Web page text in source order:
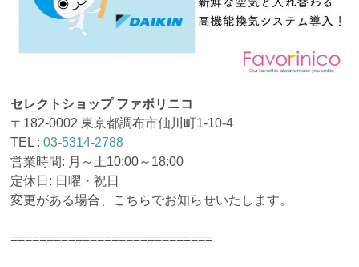
セレクトショップ ファボリニコ
〒182-0002 東京都調布市仙川町1-10-4
TEL :03-5314-2788
営業時間: 月～土10:00～18:00
定休日: 日曜・祝日
変更がある場合、こちらでお知らせいたします。
============================